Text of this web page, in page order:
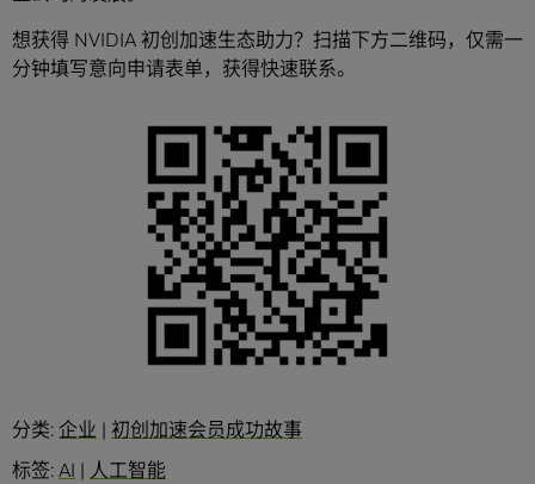
想获得 NVIDIA 初创加速生态助力？扫描下方二维码，仅需一
分钟填写意向申请表单，获得快速联系。
分类: 企业 | 初创加速会员成功故事
标签: AI | 人工智能